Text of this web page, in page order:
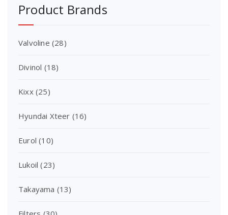
Product Brands
Valvoline (28)
Divinol (18)
Kixx (25)
Hyundai Xteer (16)
Eurol (10)
Lukoil (23)
Takayama (13)